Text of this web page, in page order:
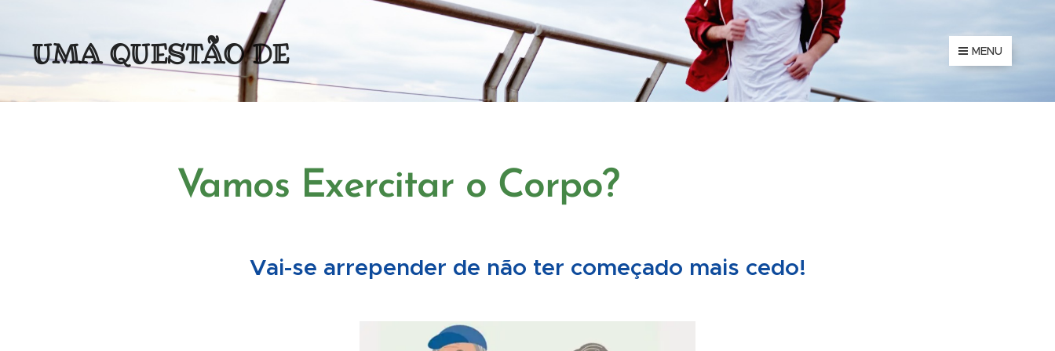
UMA QUESTÃO DE
(MENTAL)IDADE
MENU
Vamos Exercitar o Corpo?
Vai-se arrepender de não ter começado mais cedo!